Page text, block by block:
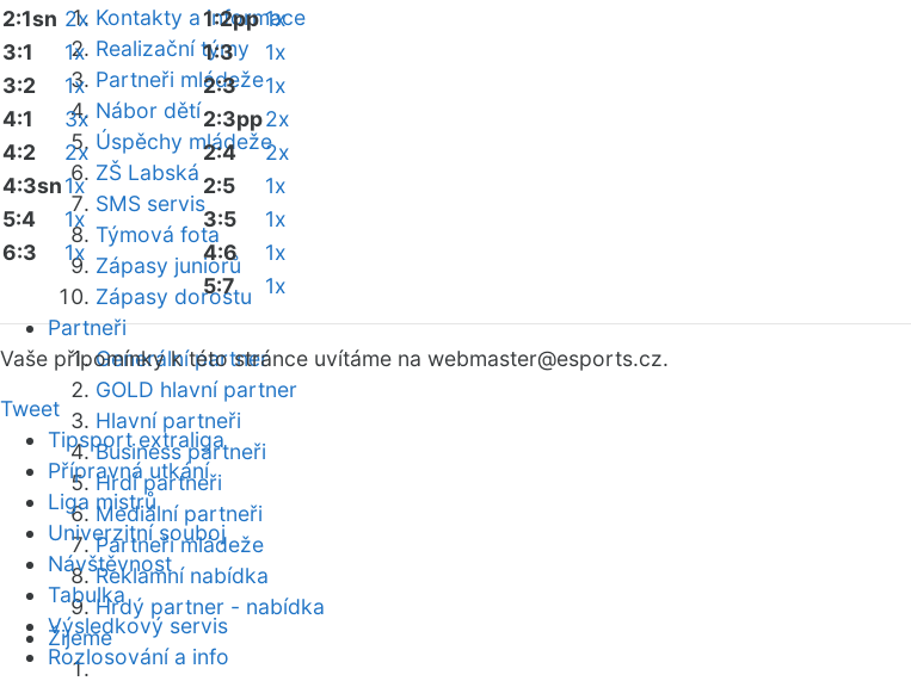
Kontakty a informace
Realizační týmy
Partneři mládeže
Nábor dětí
Úspěchy mládeže
ZŠ Labská
SMS servis
Týmová fota
Zápasy juniorů
Zápasy dorostu
Partneři
Generální partner
GOLD hlavní partner
Hlavní partneři
Business partneři
Hrdí partneři
Mediální partneři
Partneři mládeže
Reklamní nabídka
Hrdý partner - nabídka
Žijeme
2:1sn 2x
3:1
1x
3:2
1x
4:1
3x
4:2
2x
4:3sn1x
5:4
1x
6:3
1x
1:2pp 1x
1:3
1x
2:3
1x
2:3pp2x
2:4
2x
2:5
1x
3:5
1x
4:6
1x
5:7
1x
Vaše připomínky k této stránce uvítáme na webmaster@esports.cz.
Tweet
Tipsport extraliga
Přípravná utkání
Liga mistrů
Univerzitní souboj
Návštěvnost
Tabulka
Výsledkový servis
Rozlosování a info